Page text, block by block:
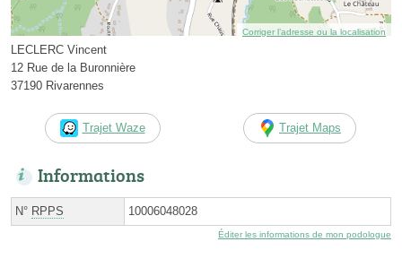
Corriger l’adresse ou la localisation
LECLERC Vincent
12 Rue de la Buronnière
37190 Rivarennes
Trajet Waze Trajet Maps
Informations
N° RPPS 10006048028
Éditer les informations de mon podologue